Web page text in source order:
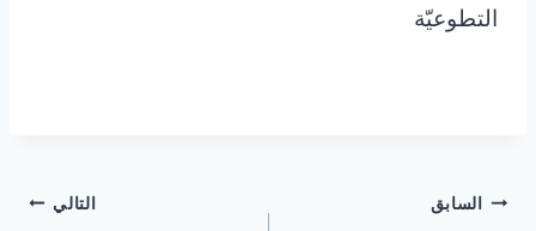
التطوعيّة
تصفّح
السابق التالي